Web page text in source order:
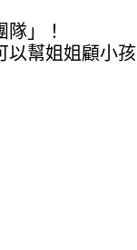
」！
以幫姐姐顧小孩